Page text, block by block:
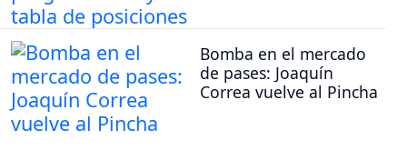
Bomba en el mercado
de pases: Joaquín
Correa vuelve al Pincha